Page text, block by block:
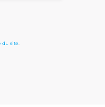
du site.